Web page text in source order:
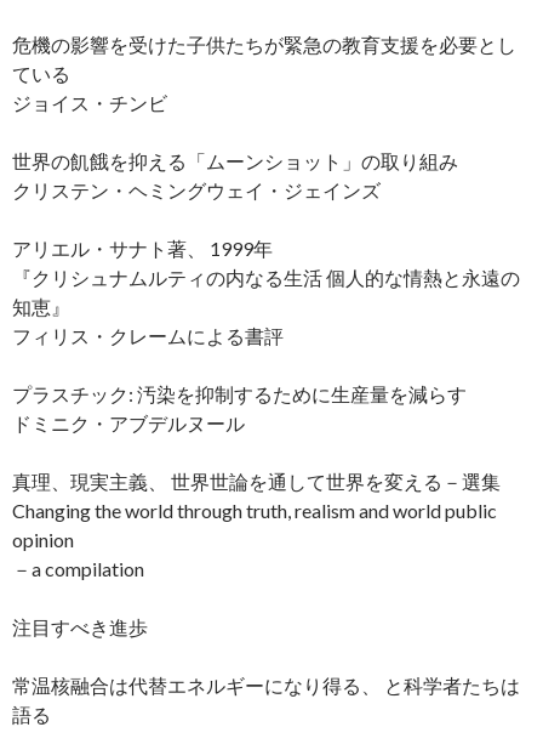
危機の影響を受けた子供たちが緊急の教育支援を必要とし
ている
ジョイス・チンビ
世界の飢餓を抑える「ムーンショット」の取り組み
クリステン・ヘミングウェイ・ジェインズ
アリエル・サナト著、 1999年
『クリシュナムルティの内なる生活 個人的な情熱と永遠の
知恵』
フィリス・クレームによる書評
プラスチック: 汚染を抑制するために生産量を減らす
ドミニク・アブデルヌール
真理、現実主義、 世界世論を通して世界を変える－選集
Changing the world through truth, realism and world public
opinion
－a compilation
注目すべき進歩
常温核融合は代替エネルギーになり得る、 と科学者たちは
語る